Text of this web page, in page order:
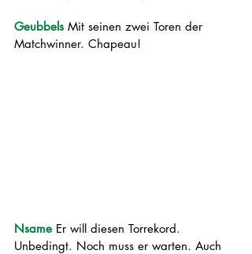
Geubbels Mit seinen zwei Toren der
Matchwinner. Chapeau!
Nsame Er will diesen Torrekord.
Unbedingt. Noch muss er warten. Auch